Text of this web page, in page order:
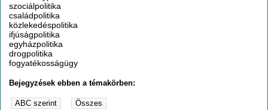
szociálpolitika
családpolitika
közlekedéspolitika
ifjúságpolitika
egyházpolitika
drogpolitika
fogyatékosságügy
Bejegyzések ebben a témakörben: